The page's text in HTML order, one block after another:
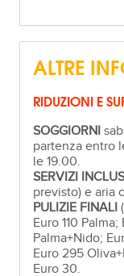
ALTRE
RIDUZIONI E
SOGGIORNI
partenza entro
le 19.00.
SERVIZI
previsto) e aria
PULIZIE FINALI
Euro 110
Palma+Nido;
Euro 295
Euro 30.